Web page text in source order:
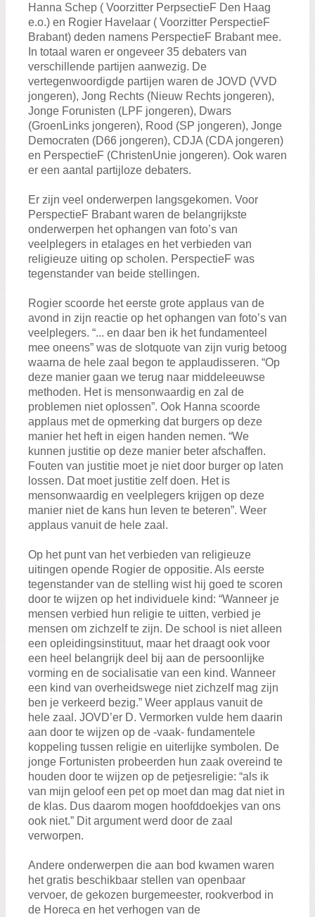
Hanna Schep ( Voorzitter PerpsectieF Den Haag
e.o.) en Rogier Havelaar ( Voorzitter PerspectieF
Brabant) deden namens PerspectieF Brabant mee.
In totaal waren er ongeveer 35 debaters van
verschillende partijen aanwezig. De
vertegenwoordigde partijen waren de JOVD (VVD
jongeren), Jong Rechts (Nieuw Rechts jongeren),
Jonge Forunisten (LPF jongeren), Dwars
(GroenLinks jongeren), Rood (SP jongeren), Jonge
Democraten (D66 jongeren), CDJA (CDA jongeren)
en PerspectieF (ChristenUnie jongeren). Ook waren
er een aantal partijloze debaters.
Er zijn veel onderwerpen langsgekomen. Voor
PerspectieF Brabant waren de belangrijkste
onderwerpen het ophangen van foto’s van
veelplegers in etalages en het verbieden van
religieuze uiting op scholen. PerspectieF was
tegenstander van beide stellingen.
Rogier scoorde het eerste grote applaus van de
avond in zijn reactie op het ophangen van foto’s van
veelplegers. “... en daar ben ik het fundamenteel
mee oneens” was de slotquote van zijn vurig betoog
waarna de hele zaal begon te applaudisseren. “Op
deze manier gaan we terug naar middeleeuwse
methoden. Het is mensonwaardig en zal de
problemen niet oplossen”. Ook Hanna scoorde
applaus met de opmerking dat burgers op deze
manier het heft in eigen handen nemen. “We
kunnen justitie op deze manier beter afschaffen.
Fouten van justitie moet je niet door burger op laten
lossen. Dat moet justitie zelf doen. Het is
mensonwaardig en veelplegers krijgen op deze
manier niet de kans hun leven te beteren”. Weer
applaus vanuit de hele zaal.
Op het punt van het verbieden van religieuze
uitingen opende Rogier de oppositie. Als eerste
tegenstander van de stelling wist hij goed te scoren
door te wijzen op het individuele kind: “Wanneer je
mensen verbied hun religie te uitten, verbied je
mensen om zichzelf te zijn. De school is niet alleen
een opleidingsinstituut, maar het draagt ook voor
een heel belangrijk deel bij aan de persoonlijke
vorming en de socialisatie van een kind. Wanneer
een kind van overheidswege niet zichzelf mag zijn
ben je verkeerd bezig.” Weer applaus vanuit de
hele zaal. JOVD’er D. Vermorken vulde hem daarin
aan door te wijzen op de -vaak- fundamentele
koppeling tussen religie en uiterlijke symbolen. De
jonge Fortunisten probeerden hun zaak overeind te
houden door te wijzen op de petjesreligie: “als ik
van mijn geloof een pet op moet dan mag dat niet in
de klas. Dus daarom mogen hoofddoekjes van ons
ook niet.” Dit argument werd door de zaal
verworpen.
Andere onderwerpen die aan bod kwamen waren
het gratis beschikbaar stellen van openbaar
vervoer, de gekozen burgemeester, rookverbod in
de Horeca en het verhogen van de